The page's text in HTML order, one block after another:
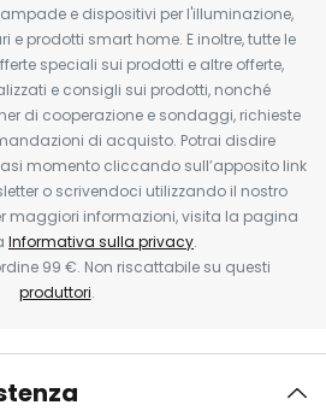
e dispositivi per l'illuminazione,
e prodotti smart home. E inoltre, tutte le
speciali sui prodotti e altre offerte,
e consigli sui prodotti, nonché
di cooperazione e sondaggi, richieste
di acquisto. Potrai disdire
momento cliccando sull’apposito link
o scrivendoci utilizzando il nostro
maggiori informazioni, visita la pagina
Informativa sulla privacy.
99 €. Non riscattabile su questi
produttori.